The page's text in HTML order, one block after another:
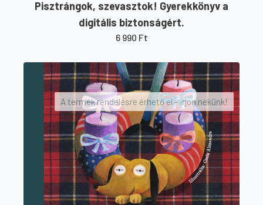
Pisztrángok, szevasztok! Gyerekkönyv a
digitális biztonságért.
6 990 Ft
A termék rendelésre érhető el – írjon nekünk!